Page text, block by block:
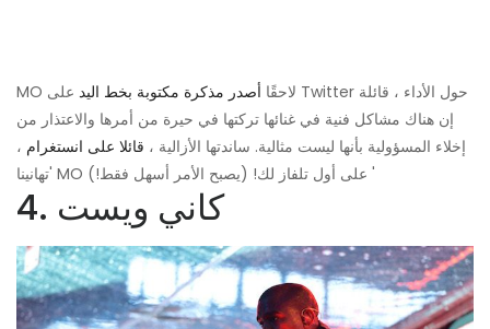
MO لاحقًا أصدر مذكرة مكتوبة بخط اليد على Twitter حول الأداء ، قائلة
إن هناك مشاكل فنية في غنائها تركتها في حيرة من أمرها والاعتذار من
إخلاء المسؤولية بأنها ليست مثالية. ساندتها الأزالية ، قائلا على انستغرام ،
'تهانينا MO على أول تلفاز لك! (يصبح الأمر أسهل فقط!) '
4. كاني ويست